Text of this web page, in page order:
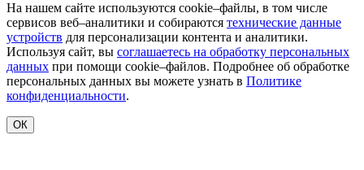
На нашем сайте используются cookie–файлы, в том числе
сервисов веб–аналитики и собираются технические данные
устройств для персонализации контента и аналитики.
Используя сайт, вы соглашаетесь на обработку персональных
данных при помощи cookie–файлов. Подробнее об обработке
персональных данных вы можете узнать в Политике
конфиденциальности.
ОК